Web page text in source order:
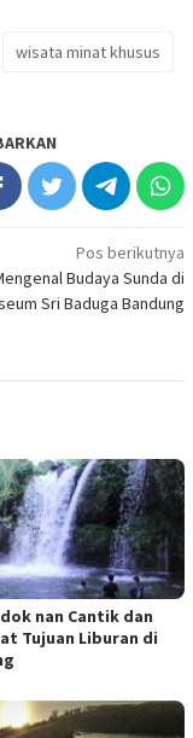
wisata minat khusus
Pos berikutnya
Budaya Sunda di
Sri Baduga Bandung
nan Cantik dan
Tujuan Liburan di